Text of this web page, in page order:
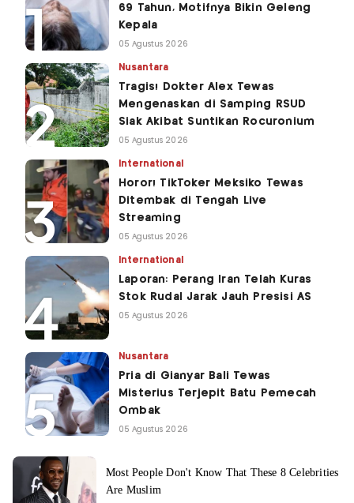
69 Tahun, Motifnya Bikin Geleng
Kepala
05 Agustus 2026
Nusantara
Tragis! Dokter Alex Tewas
Mengenaskan di Samping RSUD
Siak Akibat Suntikan Rocuronium
05 Agustus 2026
International
Horor! TikToker Meksiko Tewas
Ditembak di Tengah Live
Streaming
05 Agustus 2026
International
Laporan: Perang Iran Telah Kuras
Stok Rudal Jarak Jauh Presisi AS
05 Agustus 2026
Nusantara
Pria di Gianyar Bali Tewas
Misterius Terjepit Batu Pemecah
Ombak
05 Agustus 2026